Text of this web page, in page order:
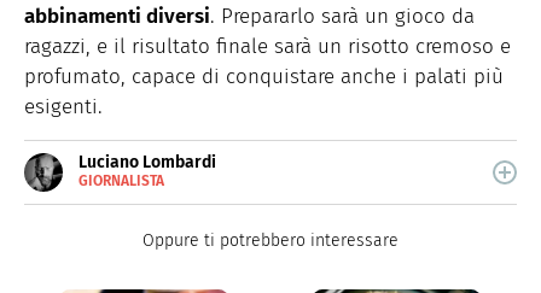
abbinamenti diversi. Prepararlo sarà un gioco da
ragazzi, e il risultato finale sarà un risotto cremoso e
profumato, capace di conquistare anche i palati più
esigenti.
Luciano Lombardi
GIORNALISTA
Giornalista professionista, oggi si occupa
Oppure ti potrebbero interessare